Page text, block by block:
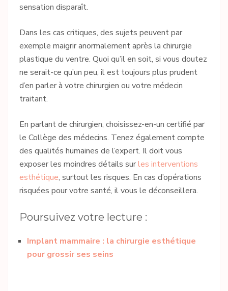
sensation disparaît.
Dans les cas critiques, des sujets peuvent par
exemple maigrir anormalement après la chirurgie
plastique du ventre. Quoi qu’il en soit, si vous doutez
ne serait-ce qu’un peu, il est toujours plus prudent
d’en parler à votre chirurgien ou votre médecin
traitant.
En parlant de chirurgien, choisissez-en-un certifié par
le Collège des médecins. Tenez également compte
des qualités humaines de l’expert. Il doit vous
exposer les moindres détails surles interventions
esthétique, surtout les risques. En cas d’opérations
risquées pour votre santé, il vous le déconseillera.
Poursuivez votre lecture :
Implant mammaire : la chirurgie esthétique
pour grossir ses seins